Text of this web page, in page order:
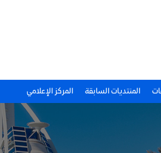
المنتديات السابقة المركز الإعلامي